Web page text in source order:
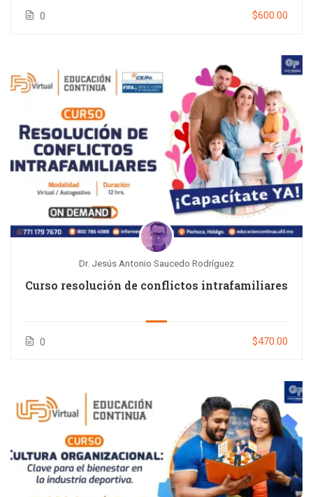
0 $600.00
Dr. Jesús Antonio Saucedo Rodríguez
Curso resolución de conflictos intrafamiliares
0 $470.00